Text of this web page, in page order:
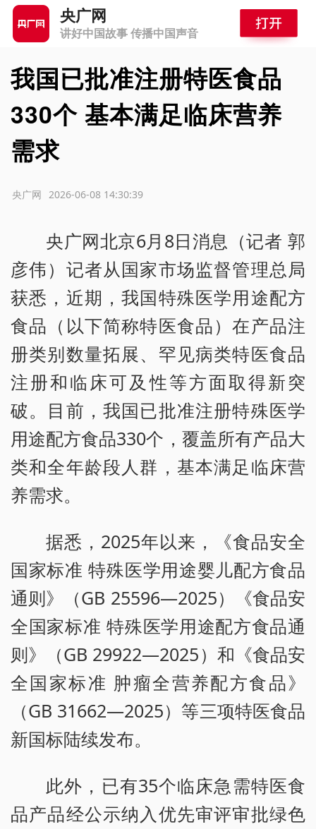
央广网
讲好中国故事 传播中国声音
我国已批准注册特医食品
330个 基本满足临床营养
需求
2026-06-08 14:30:39
央广网
央广网北京6月8日消息（记者 郭
彦伟）记者从国家市场监督管理总局
获悉，近期，我国特殊医学用途配方
食品（以下简称特医食品）在产品注
册类别数量拓展、罕见病类特医食品
注册和临床可及性等方面取得新突
破。目前，我国已批准注册特殊医学
用途配方食品330个，覆盖所有产品大
类和全年龄段人群，基本满足临床营
养需求。
据悉，2025年以来，《食品安全
国家标准 特殊医学用途婴儿配方食品
通则》（GB 25596—2025）《食品安
全国家标准 特殊医学用途配方食品通
则》（GB 29922—2025）和《食品安
全国家标准 肿瘤全营养配方食品》
（GB 31662—2025）等三项特医食品
新国标陆续发布。
此外，已有35个临床急需特医食
品产品经公示纳入优先审评审批绿色